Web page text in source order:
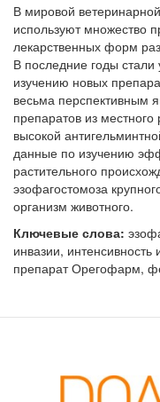
В мировой
используют множество
лекарственных форм
В последние годы стали
изучению новых
весьма перспективным
препаратов из
высокой
данные по изучению
растительного
эзофагостомоза
организм животного.
Ключевые слова:
инвазии, интенсивность
препарат Орегофарм,